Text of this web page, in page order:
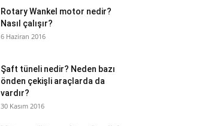
Rotary Wankel motor nedir?
Nasıl çalışır?
6 Haziran 2016
Şaft tüneli nedir? Neden bazı
önden çekişli araçlarda da
vardır?
30 Kasım 2016